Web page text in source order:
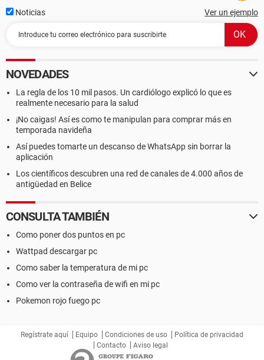
Noticias Ver un ejemplo
NOVEDADES
La regla de los 10 mil pasos. Un cardiólogo explicó lo que es
realmente necesario para la salud
¡No caigas! Así es como te manipulan para comprar más en
temporada navideña
Así puedes tomarte un descanso de WhatsApp sin borrar la
aplicación
Los científicos descubren una red de canales de 4.000 años de
antigüedad en Belice
CONSULTA TAMBIÉN
Como poner dos puntos en pc
Wattpad descargar pc
Como saber la temperatura de mi pc
Como ver la contraseña de wifi en mi pc
Pokemon rojo fuego pc
Regístrate aquí Equipo Condiciones de uso
Política de privacidad
Contacto
Aviso legal